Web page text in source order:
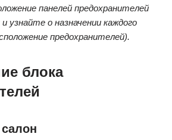
панелей предохранителей
узнайте о назначении каждого
предохранителей).
блока